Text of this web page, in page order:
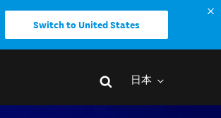
Switch to United States
日本